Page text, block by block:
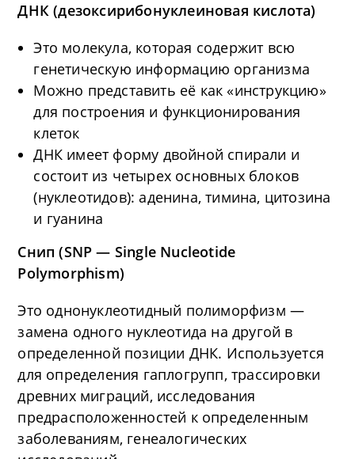
ДНК (дезоксирибонуклеиновая кислота)
Это молекула, которая содержит всю
генетическую информацию организма
Можно представить её как «инструкцию»
для построения и функционирования
клеток
ДНК имеет форму двойной спирали и
состоит из четырех основных блоков
(нуклеотидов): аденина, тимина, цитозина
и гуанина
Снип (SNP — Single Nucleotide
Polymorphism)
Это однонуклеотидный полиморфизм —
замена одного нуклеотида на другой в
определенной позиции ДНК. Используется
для определения гаплогрупп, трассировки
древних миграций, исследования
предрасположенностей к определенным
заболеваниям, генеалогических